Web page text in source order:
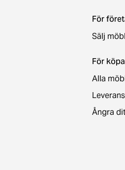
För
Sälj
För
Alla
Ångra